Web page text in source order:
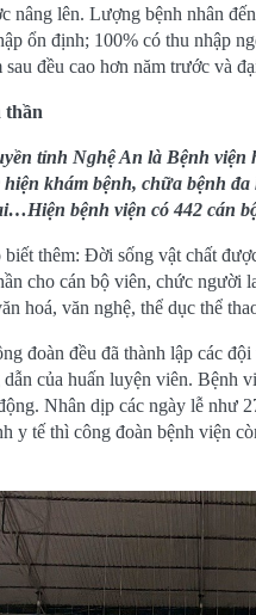
nâng lên. Lượng bệnh nhân
ổn định; 100% có thu nhập
đều cao hơn năm trước và
thần
tỉnh Nghệ An là Bệnh
khám bệnh, chữa bệnh
bệnh viện có 442 cán
thêm: Đời sống vật chất
cho cán bộ viên, chức người
hoá, văn nghệ, thể dục thể
đoàn đều đã thành lập các
của huấn luyện viên. Bệnh
Nhân dịp các ngày lễ
y tế thì công đoàn bệnh viện